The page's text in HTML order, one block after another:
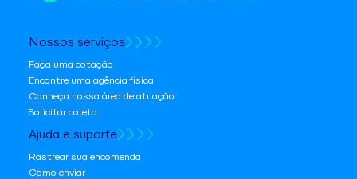
Nossos serviços
Faça uma cotação
Encontre uma agência física
Conheça nossa área de atuação
Solicitar coleta
Ajuda e suporte
Rastrear sua encomenda
Como enviar